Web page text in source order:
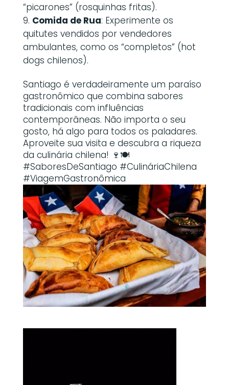
“picarones” (rosquinhas fritas).
Comida de Rua: Experimente os
quitutes vendidos por vendedores
ambulantes, como os “completos” (hot
dogs chilenos).
Santiago é verdadeiramente um paraíso
gastronômico que combina sabores
tradicionais com influências
contemporâneas. Não importa o seu
gosto, há algo para todos os paladares.
Aproveite sua visita e descubra a riqueza
da culinária chilena! 🍷🍽️
#SaboresDeSantiago #CulináriaChilena
#ViagemGastronômica